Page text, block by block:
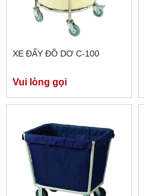
XE ĐẨY ĐỒ DƠ C-100
Vui lòng gọi